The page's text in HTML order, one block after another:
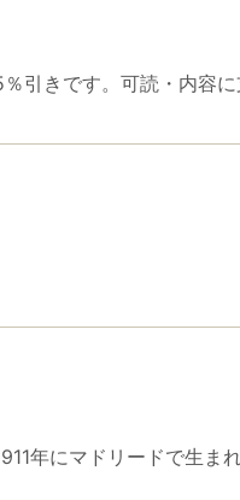
引きです。可読・内容
年にマドリードで生ま